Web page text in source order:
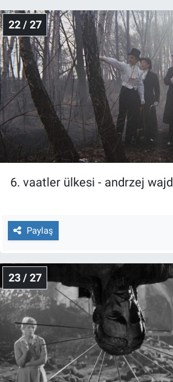
22 / 27
6. vaatler ülkesi - andrzej
Paylaş
23 / 27